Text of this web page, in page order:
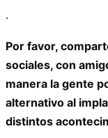
.
Por favor,
sociales, con
manera la gente
alternativo al
distintos